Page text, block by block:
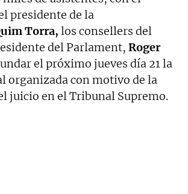
presidente de la
Torra, los consellers del
del Parlament, Roger
el próximo jueves día 21 la
organizada con motivo de la
juicio en el Tribunal Supremo.